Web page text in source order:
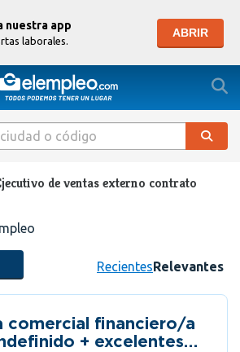
nuestra app
laborales.
ABRIR
de ventas externo contrato
RecientesRelevantes
comercial financiero/a
+ excelentes